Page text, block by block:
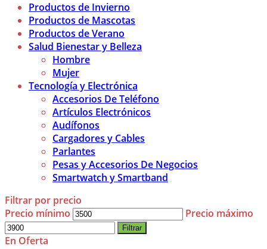
Productos de Invierno
Productos de Mascotas
Productos de Verano
Salud Bienestar y Belleza
Hombre
Mujer
Tecnología y Electrónica
Accesorios De Teléfono
Artículos Electrónicos
Audífonos
Cargadores y Cables
Parlantes
Pesas y Accesorios De Negocios
Smartwatch y Smartband
Filtrar por precio
Precio mínimo
Precio máximo
Filtrar
En Oferta